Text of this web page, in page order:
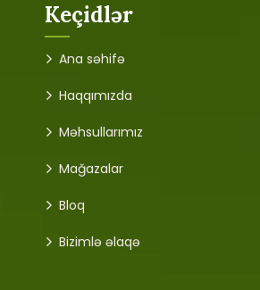
Keçidlər
Ana səhifə
Haqqımızda
Məhsullarımız
Mağazalar
Bloq
Bizimlə əlaqə